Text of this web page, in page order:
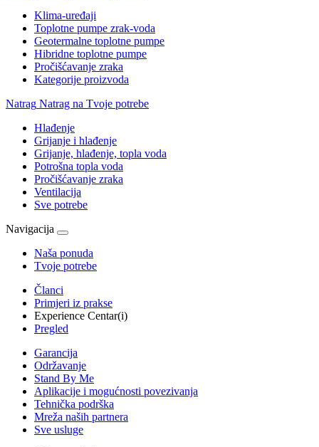
Klima-uređaji
Toplotne pumpe zrak-voda
Geotermalne toplotne pumpe
Hibridne toplotne pumpe
Pročišćavanje zraka
Kategorije proizvoda
Natrag Natrag na Tvoje potrebe
Hlađenje
Grijanje i hlađenje
Grijanje, hlađenje, topla voda
Potrošna topla voda
Pročišćavanje zraka
Ventilacija
Sve potrebe
Navigacija
Naša ponuda
Tvoje potrebe
Članci
Primjeri iz prakse
Experience Centar(i)
Pregled
Garancija
Održavanje
Stand By Me
Aplikacije i mogućnosti povezivanja
Tehnička podrška
Mreža naših partnera
Sve usluge